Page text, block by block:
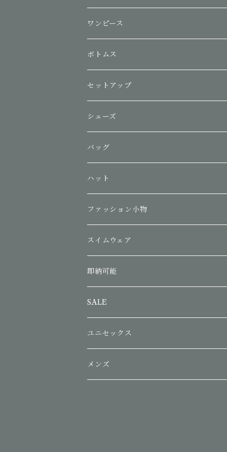
ワンピース
ボトムス
セットアップ
シューズ
バッグ
ハット
ファッション小物
スイムウェア
即納可能
SALE
ユニセックス
メンズ